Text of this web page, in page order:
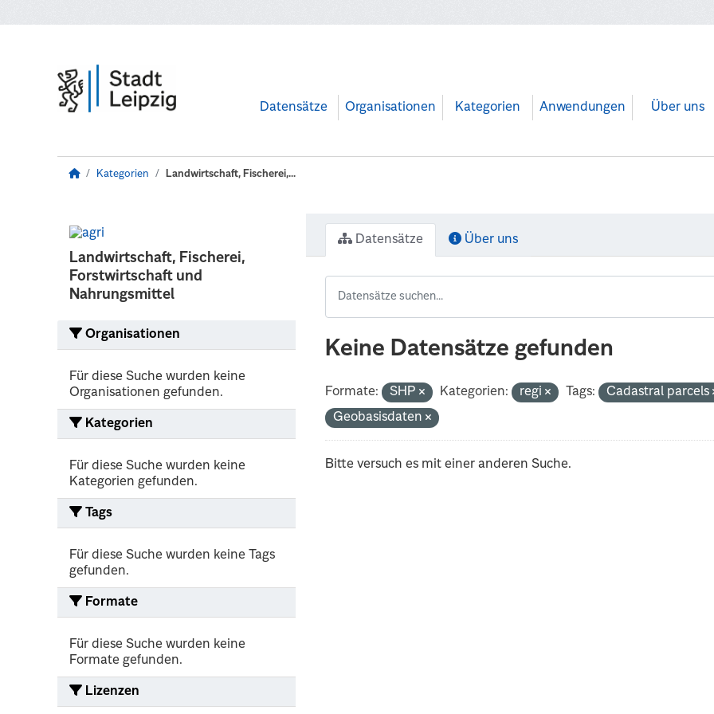
Datensätze Organisationen Kategorien Anwendungen Über uns
Kategorien Landwirtschaft, Fischerei,...
Landwirtschaft, Fischerei,
Forstwirtschaft und
Nahrungsmittel
Organisationen
Für diese Suche wurden keine
Organisationen gefunden.
Kategorien
Für diese Suche wurden keine
Kategorien gefunden.
Tags
Für diese Suche wurden keine Tags
gefunden.
Formate
Für diese Suche wurden keine
Formate gefunden.
Lizenzen
Datensätze Über uns
Keine Datensätze gefunden
Formate: SHP Kategorien: regi Tags:
Cadastral parcels
Geobasisdaten
Bitte versuch es mit einer anderen Suche.